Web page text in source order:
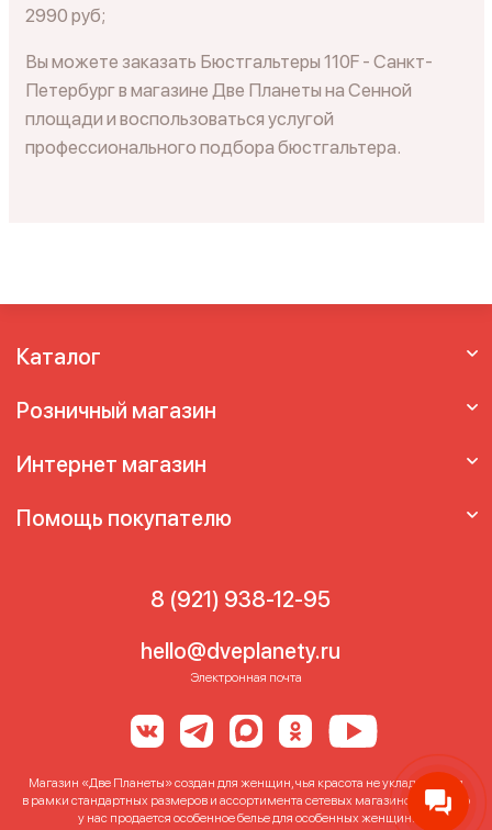
2990 руб;
Вы можете заказать Бюстгальтеры 110F - Санкт-
Петербург в магазине Две Планеты на Сенной
площади и воспользоваться услугой
профессионального подбора бюстгальтера.
Каталог
Розничный магазин
Интернет магазин
Помощь покупателю
8 (921) 938-12-95
hello@dveplanety.ru
Электронная почта
Магазин «Две Планеты» создан для женщин, чья красота не укладывается
в рамки стандартных размеров и ассортимента сетевых магазинов. Именно
у нас продается особенное белье для особенных женщин!